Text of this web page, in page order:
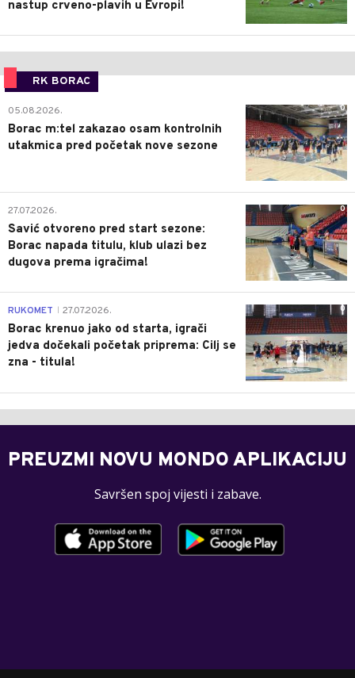
nastup crveno-plavih u Evropi!
RK BORAC
0
05.08.2026.
Borac m:tel zakazao osam kontrolnih
utakmica pred početak nove sezone
0
27.07.2026.
Savić otvoreno pred start sezone:
Borac napada titulu, klub ulazi bez
dugova prema igračima!
0
RUKOMET 27.07.2026.
Borac krenuo jako od starta, igrači
jedva dočekali početak priprema: Cilj se
zna - titula!
PREUZMI NOVU MONDO APLIKACIJU
Savršen spoj vijesti i zabave.